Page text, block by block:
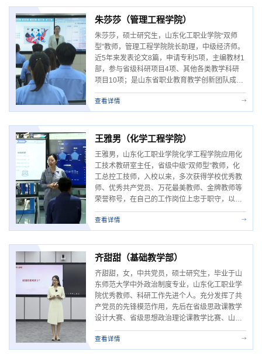
（2/20）、万华最美教师、校级骨干教师、校级
金牌教师等荣誉称号。近年来，主要从事《...
朱莎莎（管理工程学院）
朱莎莎，硕士研究生，山东化工职业学院“双师
型”教师，管理工程学院院长助理，中级经济师。
近5年来发表论文8篇，申请专利5项，主编教材1
部，参与省级科研项目4项、其他各类教学科研
项目10项；是山东省职业教育教学创新团队成
员、山东省课程思政教学团队成员。荣获山东省
高校创新创业类精品微课比赛二等奖，山东省职
业院校教学能力比赛三等奖，山东省“建行杯”防
诈骗微课比赛三等奖。指导学生在全省职业院校
技能大赛“市场营销”赛项荣获二等奖1项、...
查看详情
王雅男（化学工程学院）
王雅男，山东化工职业学院化学工程学院应用化
工技术教研室主任，省级中级“双师型”教师，化
工总控工技师，入校以来，多次获得学校优秀教
师、优秀共产党员、万花最美教师、金牌教师等
荣誉称号，在自己的工作岗位上忠于职守，以身
作则，严格要求自己，充分发挥模范带头作用，
切实担当为党育人、为国育才的光荣使命。自入
职以来，积极落实职业教育产教融合发展路径，
走访万华化学股份有限公司、京博控股有限公
司、博苑化学、山东汇丰石化等企业，...
查看详情
齐甜甜（基础教学部）
齐甜甜，女，中共党员，硕士研究生，毕业于山
东师范大学中外政治制度专业，山东化工职业学
院优秀教师、科研工作先进个人。充分发挥了共
产党员的先锋模范作用，先后在省级思政课教学
设计大赛、省级思想政治理论课教学比赛、山东
省青教赛等比赛中获得奖项，并被评为2023年度
“山东学校优秀思政课教师”。主持省级课题一
项，参与省级课题5项，并发表多篇学术论文多
查看详情